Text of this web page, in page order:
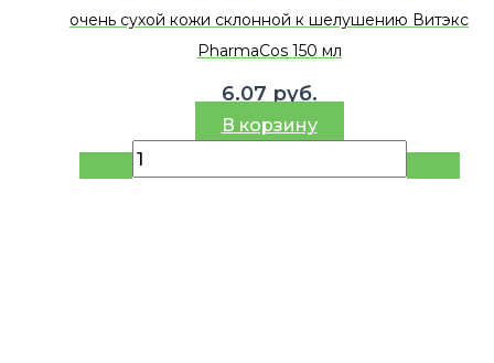
очень сухой кожи склонной к шелушению Витэкс
PharmaCos 150 мл
6.07 руб.
В корзину